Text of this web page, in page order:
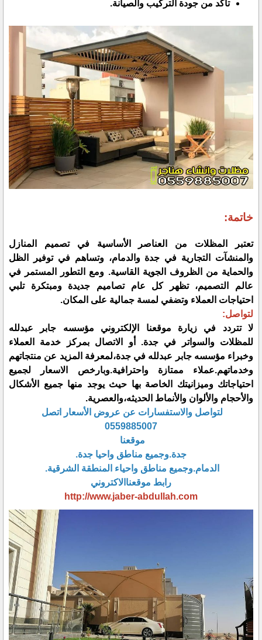
تأكد من جودة التركيب والصيانة.
خاتمة:
تعتبر المظلات من العناصر الأساسية في تصميم المنازل
والمنشآت التجارية في جدة والدمام، وتساهم في توفير الظل
والحماية من الظروف الجوية القاسية. ومع التطور المستمر في
عالم التصميم، تظهر كل عام تصاميم جديدة ومبتكرة تلبي
احتياجات العملاء وتضفي لمسة جمالية على المكان.
لتواصل:
لا تتردد في زيارة موقعنا الإلكتروني مؤسسه جابر عبدلله
للمظلات والسواتر في جدة. أو الاتصال بمركز خدمة العملاء
وخبراء مؤسسه جابر عبدلله في جدة،لمعرفة المزيد عن منتجاتهم
وخدماتهم.عملاء ممتازة واحترافية.وبارخص الاسعار لجميع
احتياجاتك وميزانيتك الخاصة بها حيث يوجد منها جميع الأشكال
والأحجام والألوان والأنماط الحديثه،والعصرية.
لتواصل والاستفسارات عن عروض الأسعار اتصل
0559885007
موقعنا
جدة.وجميع مناطق واحيا جدة.
الدمام.وجميع مناطق واحياء المنطقة الشرقية.
رابط موقعناالاكتروني
http://www.jaber-abdullah.com